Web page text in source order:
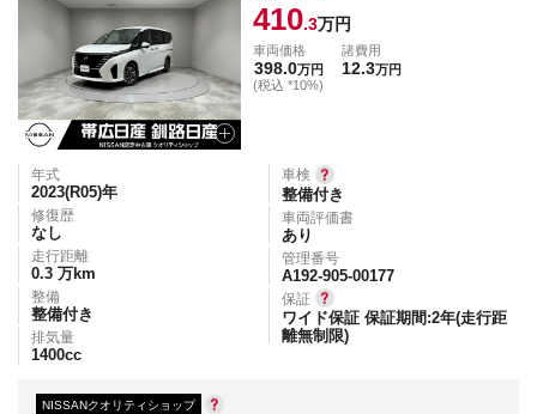
410.3万円
車両価格
398.0万円
(税込 *10%)
諸費用
12.3万円
年式
2023(R05)年
修復歴
なし
走行距離
0.3 万km
整備
整備付き
排気量
1400cc
車検
整備付き
車両評価書
あり
管理番号
A192-905-00177
保証
ワイド保証 保証期間:2年(走行距
離無制限)
NISSANクオリティショップ